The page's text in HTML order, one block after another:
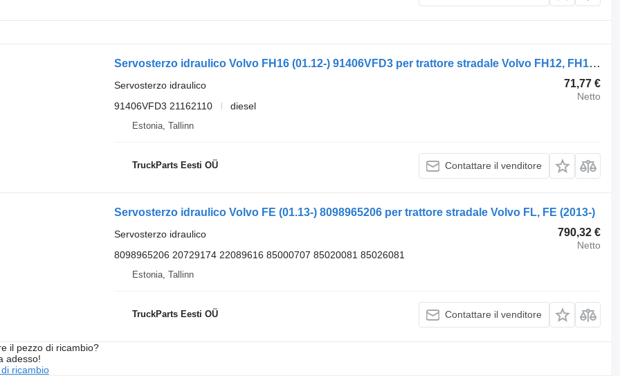
Servosterzo idraulico Volvo FH16 (01.12-) 91406VFD3 per trattore stradale Volvo FH12, FH16, NH12, FH, VNL780 (1993-2014)
71,77 €
Netto
Servosterzo idraulico
91406VFD3 21162110
diesel
Estonia, Tallinn
TruckParts Eesti OÜ Contattare il venditore
Servosterzo idraulico Volvo FE (01.13-) 8098965206 per trattore stradale Volvo FL, FE (2013-)
790,32 €
Netto
Servosterzo idraulico
8098965206 20729174 22089616 85000707 85020081 85026081
Estonia, Tallinn
TruckParts Eesti OÜ Contattare il venditore
il pezzo di ricambio?
adesso!
ricambio